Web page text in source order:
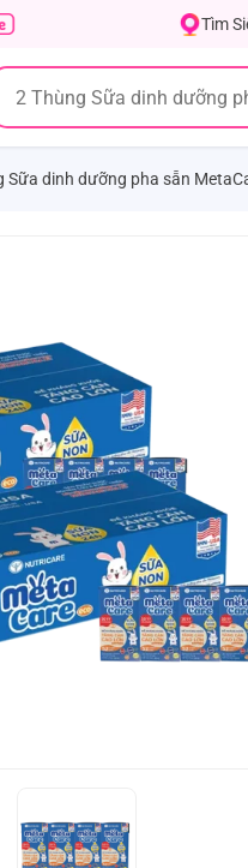
Tìm
Sữa dinh dưỡng pha sẵn